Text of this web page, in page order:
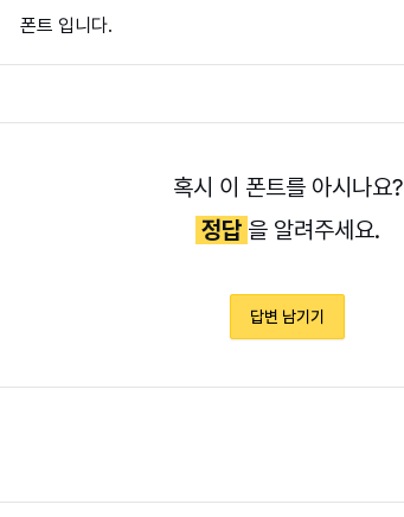
폰트 입니다.
혹시 이 폰트를 아시나요?
정답 을 알려주세요.
답변 남기기